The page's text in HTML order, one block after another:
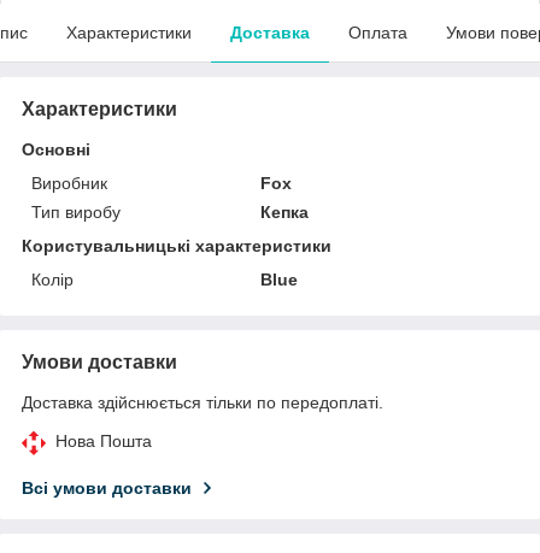
Характеристики Доставка Оплата Умови
Характеристики
Основні
Виробник
Fox
Тип виробу
Кепка
Користувальницькі характеристики
Колір
Blue
Умови доставки
Доставка здійснюється тільки по передоплаті.
Нова Пошта
Всі умови доставки